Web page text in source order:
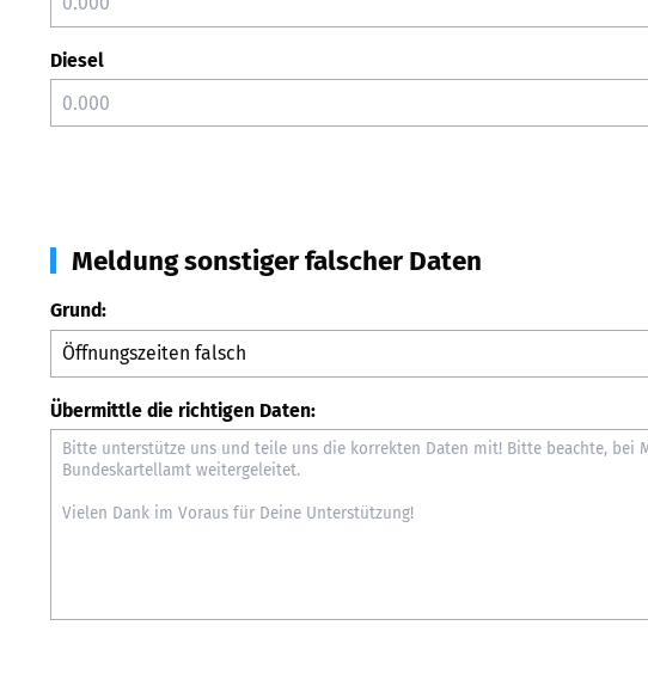
Diesel
Meldung sonstiger falscher Daten
Grund:
Übermittle die richtigen Daten: